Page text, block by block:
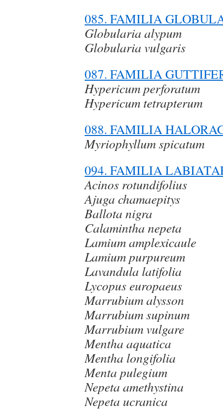
085. FAMILIA
Globularia alypum
Globularia vulgaris
087. FAMILIA
Hypericum perforatum
Hypericum tetrapterum
088. FAMILIA
Myriophyllum spicatum
094. FAMILIA
Acinos rotundifolius
Ajuga chamaepitys
Ballota nigra
Calamintha nepeta
Lamium amplexicaule
Lamium purpureum
Lavandula latifolia
Lycopus europaeus
Marrubium alysson
Marrubium supinum
Marrubium vulgare
Mentha aquatica
Mentha longifolia
Menta pulegium
Nepeta amethystina
Nepeta ucranica